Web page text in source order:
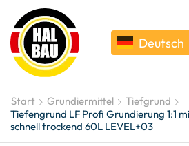
Deutsch
Start Grundiermittel
Tiefgrund
Tiefengrund LF Profi Grundierung 1:1
schnell trockend 60L LEVEL+03